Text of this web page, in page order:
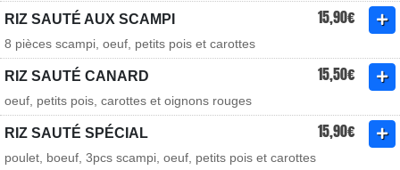
RIZ SAUTÉ AUX SCAMPI 15,90€
8 pièces scampi, oeuf, petits pois et carottes
RIZ SAUTÉ CANARD 15,50€
oeuf, petits pois, carottes et oignons rouges
RIZ SAUTÉ SPÉCIAL 15,90€
poulet, boeuf, 3pcs scampi, oeuf, petits pois et carottes